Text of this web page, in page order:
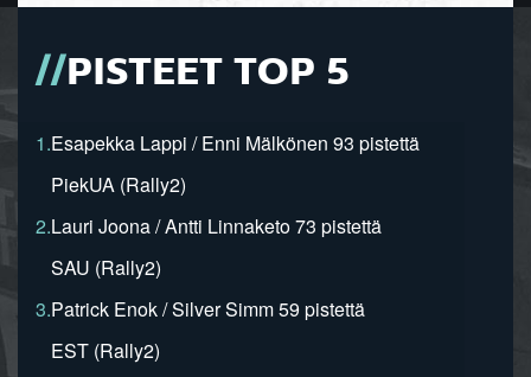
PISTEET TOP 5
1.Esapekka Lappi / Enni Mälkönen 93 pistettä
PiekUA (Rally2)
2.Lauri Joona / Antti Linnaketo 73 pistettä
SAU (Rally2)
3.Patrick Enok / Silver Simm 59 pistettä
EST (Rally2)